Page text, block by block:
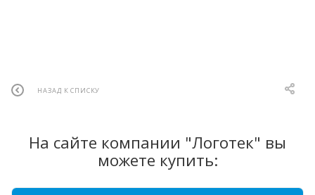
НАЗАД К СПИСКУ
На сайте компании "Логотек" вы
можете купить: